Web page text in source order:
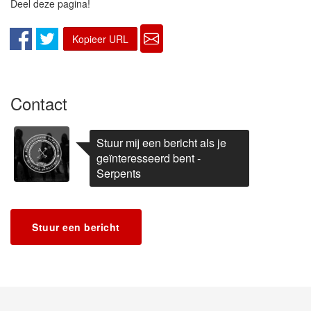
Deel deze pagina!
Kopieer URL
Contact
Stuur mij een bericht als je
geïnteresseerd bent -
Serpents
Stuur een bericht